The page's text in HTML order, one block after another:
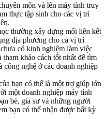
môn và lên máy tính truy
thực tập sinh cho các vị trí
thường xây dựng mối liên kết
địa phương cho cả vị trí
có kinh nghiệm làm việc
khảo cách tốt nhất để tìm
nghệ ở các doanh nghiệp
bạn có thể là một trợ giúp lớn
một doanh nghiệp máy tính
bè, gia sư và những người
bạn có thể nhận được bất kỳ